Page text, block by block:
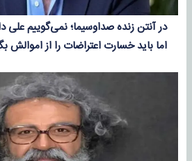
در آنتن زنده صداوسیما؛ نمی‌گوییم علی
اما باید خسارت اعتراضات را از اموالش